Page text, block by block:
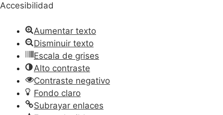
Accesibilidad
Aumentar texto
Disminuir texto
Escala de grises
Alto contraste
Contraste negativo
Fondo claro
Subrayar enlaces